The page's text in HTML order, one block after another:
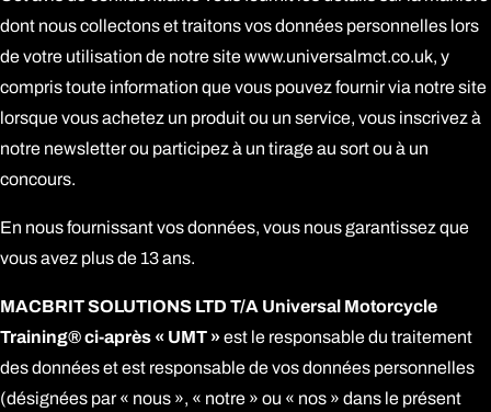
dont nous collectons et traitons vos données personnelles lors
de votre utilisation de notre site www.universalmct.co.uk, y
compris toute information que vous pouvez fournir via notre site
lorsque vous achetez un produit ou un service, vous inscrivez à
notre newsletter ou participez à un tirage au sort ou à un
concours.
En nous fournissant vos données, vous nous garantissez que
vous avez plus de 13 ans.
MACBRIT SOLUTIONS LTD T/A Universal Motorcycle
Training® ci-après « UMT »est le responsable du traitement
des données et est responsable de vos données personnelles
(désignées par « nous », « notre » ou « nos » dans le présent